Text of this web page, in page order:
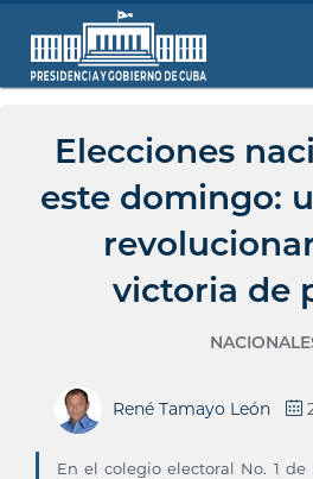
Elecciones
este domingo:
victoria de
René Tamayo León
En el colegio electoral No. 1